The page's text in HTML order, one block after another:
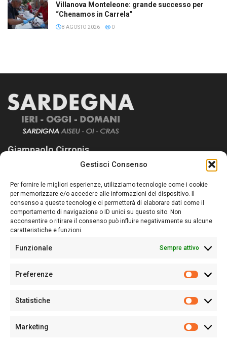
Gestisci Consenso
Per fornire le migliori esperienze, utilizziamo tecnologie come i cookie
per memorizzare e/o accedere alle informazioni del dispositivo. Il
consenso a queste tecnologie ci permetterà di elaborare dati come il
comportamento di navigazione o ID unici su questo sito. Non
acconsentire o ritirare il consenso può influire negativamente su alcune
caratteristiche e funzioni.
Funzionale Sempre attivo
Preferenze
Statistiche
Marketing
Villanova Monteleone: grande successo per
“Chenamos in Carrela”
8 AGOSTO 2026 0
Giampaolo Cirronis
Sardegna Ieri-Oggi-Domani nasce per informare “liberamente” i
lettori su quanto accade in Sardegna, con un occhio rivolto al
nostro passato e, soprattutto, al nostro futuro
Follow Us
Sede:Via Cristoforo Colombo 09013 Carbonia
Partita IVA02270380922
128/2020 del 10/02/2020